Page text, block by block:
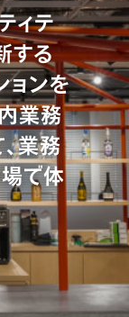
ィテ
する
ョンを
業務
業務
で体